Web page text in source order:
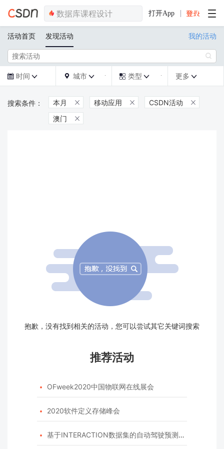
打开App
活动首页 发现活动 我的活动

 时间   城市   类型  更多 
本月  移动应用  CSDN活动 
澳门 
抱歉，没有找到相关的活动，您可以尝试其它关键词搜索
推荐活动
 OFweek2020中国物联网在线展会
 2020软件定义存储峰会
 基于INTERACTION数据集的自动驾驶预测模型挑战赛